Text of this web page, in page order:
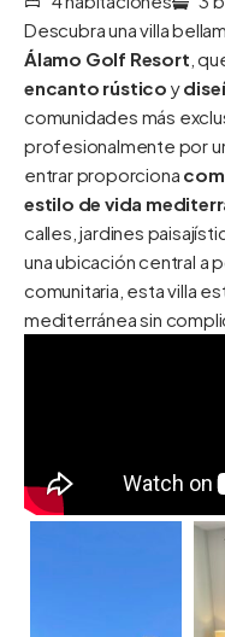
Descubra una villa
Álamo Golf Resort ,
encanto rústico y
comunidades más
profesionalmente por
entrar proporciona
estilo de vida
calles, jardines
una ubicación central a
comunitaria, esta villa
mediterránea sin